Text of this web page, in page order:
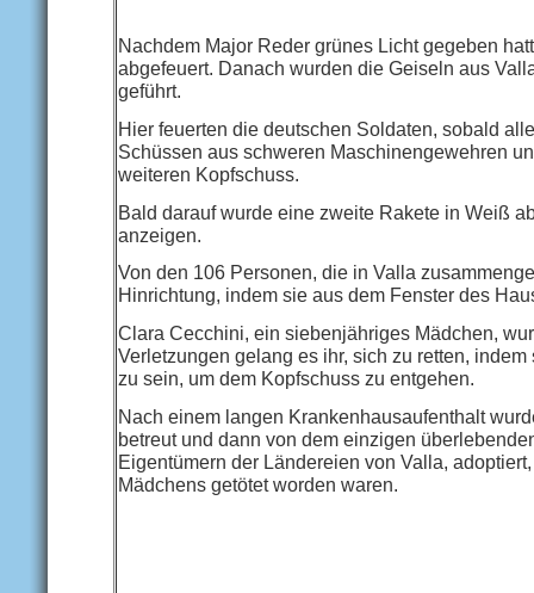
Nachdem Major Reder grünes Licht gegeben
abgefeuert. Danach wurden die Geiseln aus
geführt.
Hier feuerten die deutschen Soldaten, sobald
Schüssen aus schweren Maschinengewehren
weiteren Kopfschuss.
Bald darauf wurde eine zweite Rakete in Weiß
anzeigen.
Von den 106 Personen, die in Valla
Hinrichtung, indem sie aus dem Fenster des
Clara Cecchini, ein siebenjähriges Mädchen,
Verletzungen gelang es ihr, sich zu retten,
zu sein, um dem Kopfschuss zu entgehen.
Nach einem langen Krankenhausaufenthalt
betreut und dann von dem einzigen
Eigentümern der Ländereien von Valla,
Mädchens getötet worden waren.